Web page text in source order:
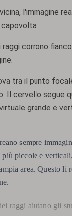
l'immagine
capovolta.
corrono
tra il punto
Il cervello segue
grande e
sempre
più piccole e
area. Questo li
raggi aiutano gli